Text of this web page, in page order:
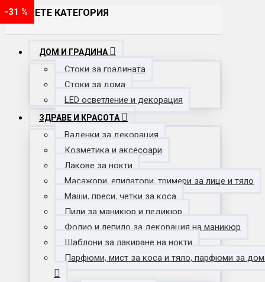
ИЗБЕРЕТЕ КАТЕГОРИЯ
ДОМ И ГРАДИНА
Стоки за градината
Стоки за дома
LED осветление и декорация
ЗДРАВЕ И КРАСОТА
Ваденки за декорация
Козметика и аксесоари
Лакове за нокти
Масажори, епилатори, тримери за лице и тяло
Маши, преси, четки за коса
Пили за маникюр и педикюр
Фолио и лепило за декорация на маникюр
Шаблони за лакиране на нокти
Парфюми, мист за коса и тяло, парфюми за
-38 %
-50 %
-60 %
-44 %
-47 %
-44 %
-20 %
-31 %